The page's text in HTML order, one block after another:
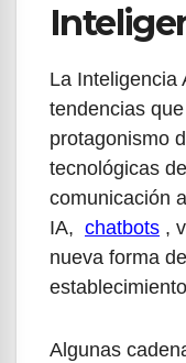
La Inteligencia
tendencias
protagonismo
tecnológicas
comunicación
IA, chatbots ,
nueva forma
Algunas